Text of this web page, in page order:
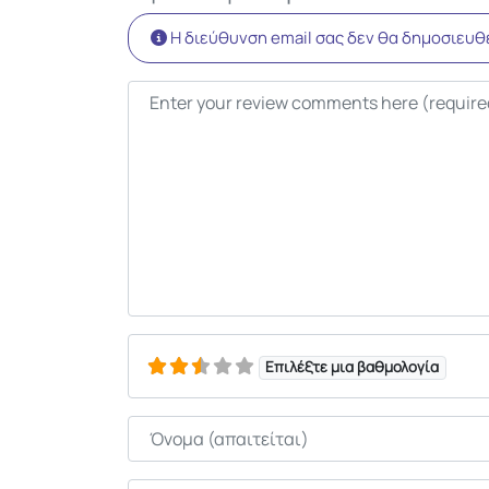
Η διεύθυνση email σας δεν θα
Κείμενο κριτικής
Επιλέξτε μια βαθμολογία
Όνομα